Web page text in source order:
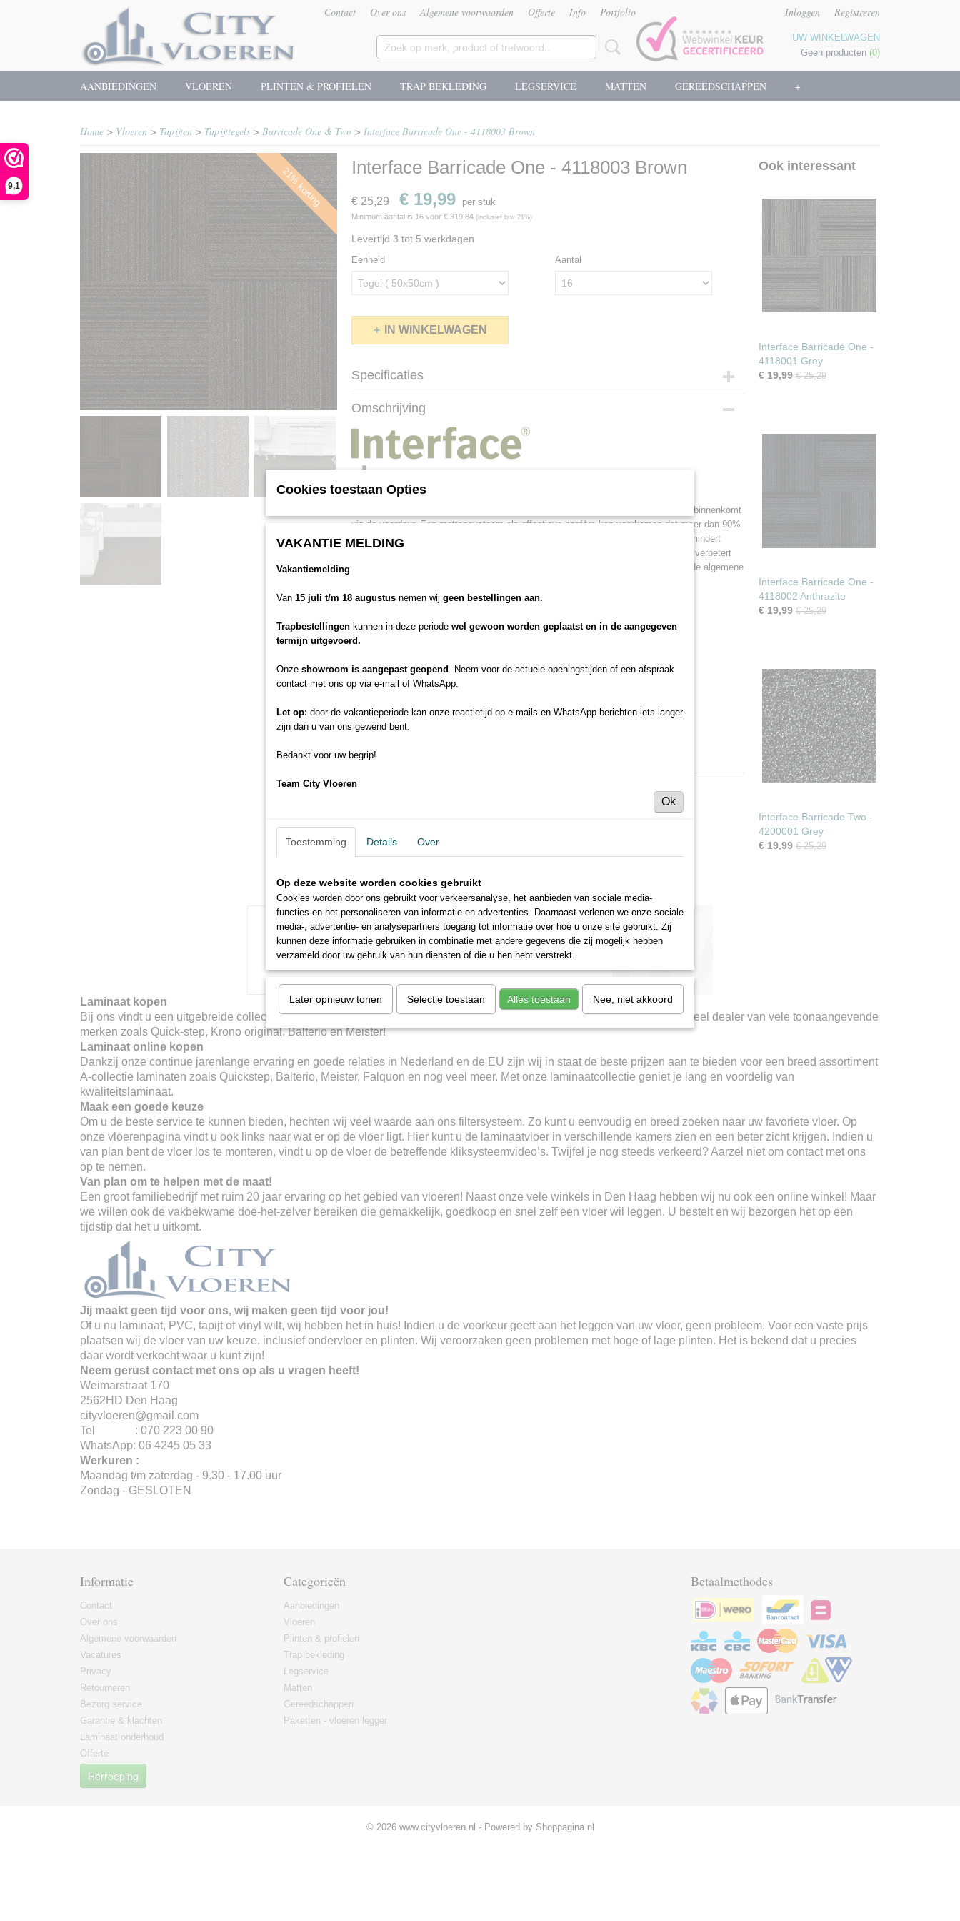
9,1
Contact Over ons Algemene voorwaarden Offerte Info Portfolio Inloggen Registreren
UW WINKELWAGEN
Geen producten (0)
AANBIEDINGEN VLOEREN PLINTEN & PROFIELEN TRAP BEKLEDING LEGSERVICE MATTEN GEREEDSCHAPPEN +
Home > Vloeren > Tapijten > Tapijttegels > Barricade One & Two > Interface Barricade One - 4118003 Brown
21% korting Interface Barricade One - 4118003 Brown
€ 25,29 € 19,99 per stuk
Minimum aantal is 16 voor € 319,84 (inclusief btw 21%)
Levertijd 3 tot 5 werkdagen
Eenheid Aantal
IN WINKELWAGEN
Specificaties
Productcode
Productcode leverancier
Afmetingen (l,b,h)
Omschrijving
Onderzoeken tonen aan dat 80% van vuil van schoenen en laarzen in een gebouw binnenkomt
via de voordeur. Een mattensysteem als effectieve barrière kan voorkomen dat meer dan 90%
van dit vuil zich verder verspreidt. Dus door vloeren te beschermen tegen vuil, vermindert
Barricade de onderhoudskosten en verlengt het de levensduur van uw vloeren. Het verbetert
tevens de luchtkwaliteit in gebouwen door stof op te vangen en draagt ook bij aan de algemene
Gut/Prodis: 8C4A0D7C
Ook interessant
Interface Barricade One -
4118001 Grey
€ 19,99 € 25,29
Interface Barricade One -
4118002 Anthrazite
€ 19,99 € 25,29
Interface Barricade Two -
4200001 Grey
€ 19,99 € 25,29
Laminaat kopen
Bij ons vindt u een uitgebreide collectie merken en de scherpste prijzen uit Nederland. Zonder te vergelijken! Wij zijn officieel dealer van vele toonaangevende
merken zoals Quick-step, Krono original, Balterio en Meister!
Laminaat online kopen
Dankzij onze continue jarenlange ervaring en goede relaties in Nederland en de EU zijn wij in staat de beste prijzen aan te bieden voor een breed assortiment
A-collectie laminaten zoals Quickstep, Balterio, Meister, Falquon en nog veel meer. Met onze laminaatcollectie geniet je lang en voordelig van
kwaliteitslaminaat.
Maak een goede keuze
Om u de beste service te kunnen bieden, hechten wij veel waarde aan ons filtersysteem. Zo kunt u eenvoudig en breed zoeken naar uw favoriete vloer. Op
onze vloerenpagina vindt u ook links naar wat er op de vloer ligt. Hier kunt u de laminaatvloer in verschillende kamers zien en een beter zicht krijgen. Indien u
van plan bent de vloer los te monteren, vindt u op de vloer de betreffende kliksysteemvideo’s. Twijfel je nog steeds verkeerd? Aarzel niet om contact met ons
op te nemen.
Van plan om te helpen met de maat!
Een groot familiebedrijf met ruim 20 jaar ervaring op het gebied van vloeren! Naast onze vele winkels in Den Haag hebben wij nu ook een online winkel! Maar
we willen ook de vakbekwame doe-het-zelver bereiken die gemakkelijk, goedkoop en snel zelf een vloer wil leggen. U bestelt en wij bezorgen het op een
tijdstip dat het u uitkomt.
Jij maakt geen tijd voor ons, wij maken geen tijd voor jou!
Of u nu laminaat, PVC, tapijt of vinyl wilt, wij hebben het in huis! Indien u de voorkeur geeft aan het leggen van uw vloer, geen probleem. Voor een vaste prijs
plaatsen wij de vloer van uw keuze, inclusief ondervloer en plinten. Wij veroorzaken geen problemen met hoge of lage plinten. Het is bekend dat u precies
daar wordt verkocht waar u kunt zijn!
Neem gerust contact met ons op als u vragen heeft!
Weimarstraat 170
2562HD Den Haag
cityvloeren@gmail.com
Tel : 070 223 00 90
WhatsApp: 06 4245 05 33
Werkuren :
Maandag t/m zaterdag - 9.30 - 17.00 uur
Zondag - GESLOTEN
Informatie
Contact
Over ons
Algemene voorwaarden
Vacatures
Privacy
Retourneren
Bezorg service
Garantie & klachten
Laminaat onderhoud
Offerte
Herroeping
Categorieën
Aanbiedingen
Vloeren
Plinten & profielen
Trap bekleding
Legservice
Matten
Gereedschappen
Paketten - vloeren legger
Betaalmethodes
© 2026 www.cityvloeren.nl - Powered by Shoppagina.nl
Cookies toestaan Opties
VAKANTIE MELDING
Vakantiemelding
Van 15 juli t/m 18 augustus nemen wij geen bestellingen aan.
Trapbestellingen kunnen in deze periode wel gewoon worden geplaatst en in de aangegeven
termijn uitgevoerd.
Onze showroom is aangepast geopend . Neem voor de actuele openingstijden of een afspraak
contact met ons op via e-mail of WhatsApp.
Let op: door de vakantieperiode kan onze reactietijd op e-mails en WhatsApp-berichten iets langer
zijn dan u van ons gewend bent.
Bedankt voor uw begrip!
Team City Vloeren
Ok
Toestemming Details Over
Op deze website worden cookies gebruikt
Cookies worden door ons gebruikt voor verkeersanalyse, het aanbieden van sociale media-
functies en het personaliseren van informatie en advertenties. Daarnaast verlenen we onze sociale
media-, advertentie- en analysepartners toegang tot informatie over hoe u onze site gebruikt. Zij
kunnen deze informatie gebruiken in combinatie met andere gegevens die zij mogelijk hebben
verzameld door uw gebruik van hun diensten of die u hen hebt verstrekt.
Later opnieuw tonen Selectie toestaan Alles toestaan Nee, niet akkoord